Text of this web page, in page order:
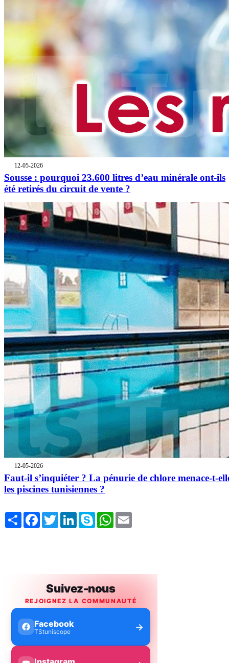
12-05-2026
Sousse : pourquoi 23.600 litres d’eau minérale ont-ils
été retirés du circuit de vente ?
12-05-2026
Faut-il s’inquiéter ? La pénurie de chlore menace-t-
les piscines tunisiennes ?
Share FacebookTwitterLinkedInSkype WhatsApp